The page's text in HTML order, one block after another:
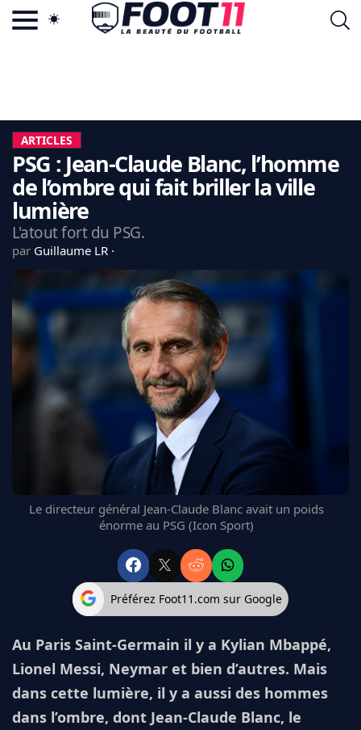
LA CHARTE
VIE PRIVÉE
CGU
CONTACTEZ-NOUS
EDF
PSG
FC BARCELONE
MANCHESTER UNITED
L'AVIS DE LA RÉDAC'
ARTICLES
PSG : Jean-Claude Blanc, l’homme
de l’ombre qui fait briller la ville
lumière
L'atout fort du PSG.
par Guillaume LR
Le directeur général Jean-Claude Blanc avait un poids
énorme au PSG (Icon Sport)
Préférez Foot11.com sur Google
Au Paris Saint-Germain il y a Kylian Mbappé,
Lionel Messi, Neymar et bien d’autres. Mais
dans cette lumière, il y a aussi des hommes
dans l’ombre, dont Jean-Claude Blanc, le